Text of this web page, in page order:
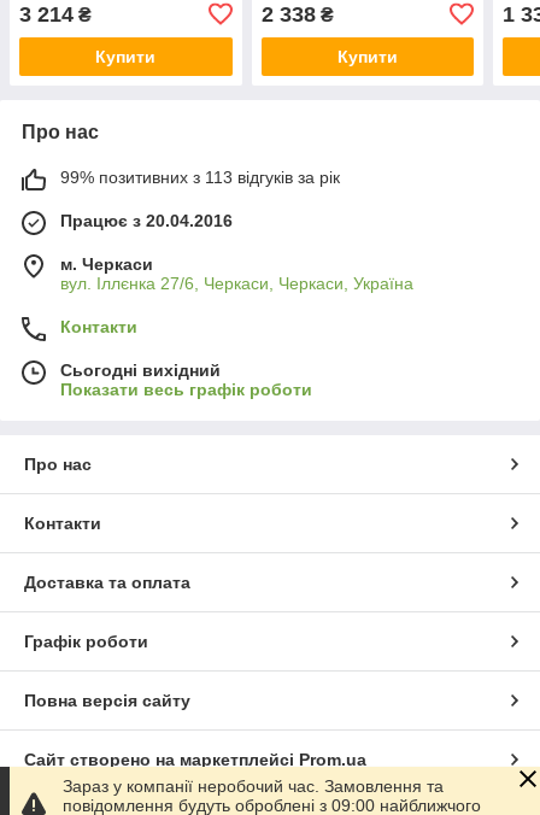
3 214 ₴
Купити
2 338₴
Купити
1
Про нас
99% позитивних з 113 відгуків за рік
Працює з 20.04.2016
м. Черкаси
вул. Іллєнка 27/6, Черкаси, Черкаси, Україна
Контакти
Сьогодні вихідний
Показати весь графік роботи
Про нас
Контакти
Доставка та оплата
Графік роботи
Повна версія сайту
Сайт створено на маркетплейсі Prom.ua
Зараз у компанії неробочий час. Замовлення та
повідомлення будуть оброблені з 09:00 найближчого